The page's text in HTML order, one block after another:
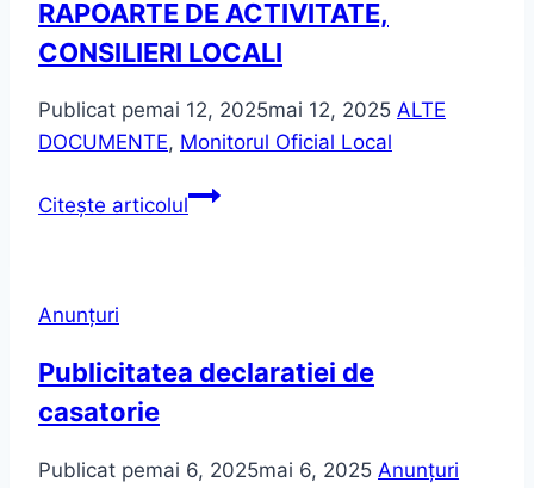
RAPOARTE DE ACTIVITATE,
CONSILIERI LOCALI
Publicat pemai 12, 2025mai 12, 2025 ALTE
DOCUMENTE, Monitorul Oficial Local
Citește articolulRAPOARTE
Anunțuri
Publicitatea declaratiei de
casatorie
Publicat pemai 6, 2025mai 6, 2025 Anunțuri